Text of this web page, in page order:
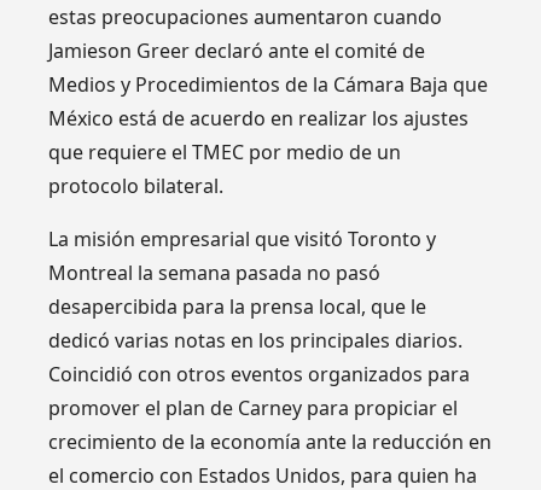
estas preocupaciones aumentaron cuando
Jamieson Greer declaró ante el comité de
Medios y Procedimientos de la Cámara Baja que
México está de acuerdo en realizar los ajustes
que requiere el TMEC por medio de un
protocolo bilateral.
La misión empresarial que visitó Toronto y
Montreal la semana pasada no pasó
desapercibida para la prensa local, que le
dedicó varias notas en los principales diarios.
Coincidió con otros eventos organizados para
promover el plan de Carney para propiciar el
crecimiento de la economía ante la reducción en
el comercio con Estados Unidos, para quien ha